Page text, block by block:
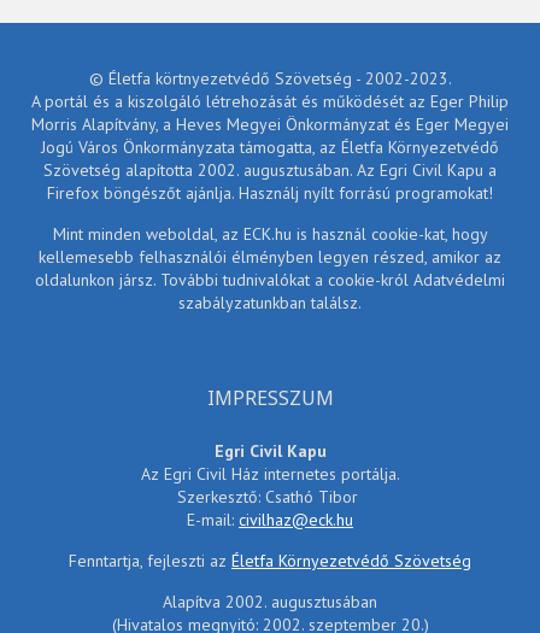
© Életfa körtnyezetvédő Szövetség - 2002-2023.
A portál és a kiszolgáló létrehozását és működését az Eger Philip
Morris Alapítvány, a Heves Megyei Önkormányzat és Eger Megyei
Jogú Város Önkormányzata támogatta, az Életfa Környezetvédő
Szövetség alapította 2002. augusztusában. Az Egri Civil Kapu a
Firefox böngészőt ajánlja. Használj nyílt forrású programokat!
Mint minden weboldal, az ECK.hu is használ cookie-kat, hogy
kellemesebb felhasználói élményben legyen részed, amikor az
oldalunkon jársz. További tudnivalókat a cookie-król Adatvédelmi
szabályzatunkban találsz.
IMPRESSZUM
Egri Civil Kapu
Az Egri Civil Ház internetes portálja.
Szerkesztő: Csathó Tibor
E-mail: civilhaz@eck.hu
Fenntartja, fejleszti az Életfa Környezetvédő Szövetség
Alapítva 2002. augusztusában
(Hivatalos megnyitó: 2002. szeptember 20.)